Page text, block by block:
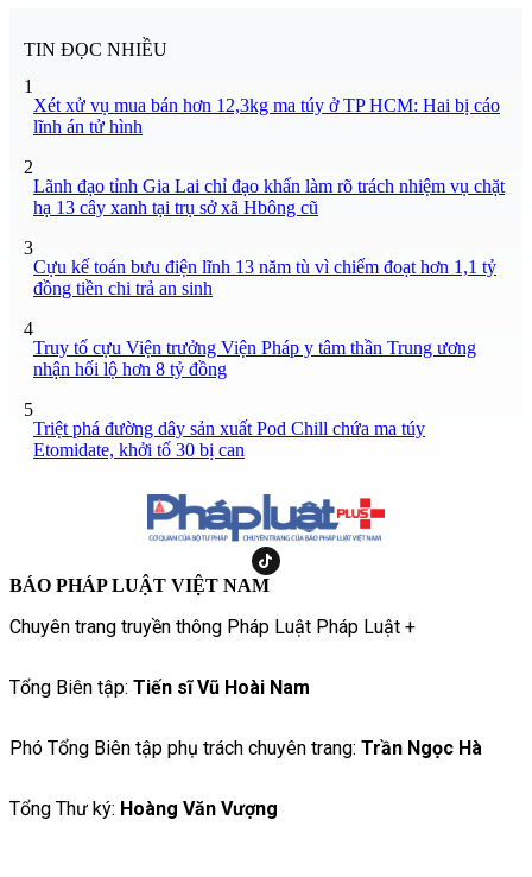
TIN ĐỌC NHIỀU
1
Xét xử vụ mua bán hơn 12,3kg ma túy ở TP HCM: Hai bị cáo
lĩnh án tử hình
2
Lãnh đạo tỉnh Gia Lai chỉ đạo khẩn làm rõ trách nhiệm vụ chặt
hạ 13 cây xanh tại trụ sở xã Hbông cũ
3
Cựu kế toán bưu điện lĩnh 13 năm tù vì chiếm đoạt hơn 1,1 tỷ
đồng tiền chi trả an sinh
4
Truy tố cựu Viện trưởng Viện Pháp y tâm thần Trung ương
nhận hối lộ hơn 8 tỷ đồng
5
Triệt phá đường dây sản xuất Pod Chill chứa ma túy
Etomidate, khởi tố 30 bị can
BÁO PHÁP LUẬT VIỆT NAM
Chuyên trang truyền thông Pháp Luật Pháp Luật +
Tổng Biên tập: Tiến sĩ Vũ Hoài Nam
Phó Tổng Biên tập phụ trách chuyên trang: Trần Ngọc Hà
Tổng Thư ký: Hoàng Văn Vượng